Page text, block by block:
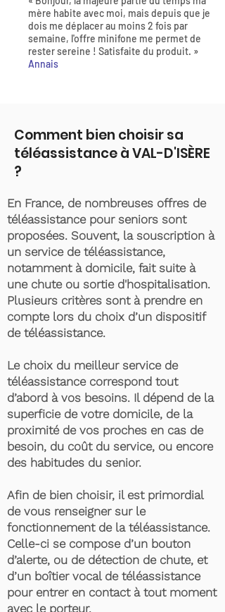
mère habite avec moi, mais depuis que je
dois me déplacer au moins 2 fois par
semaine, l'offre minifone me permet de
rester sereine ! Satisfaite du produit. »
Annais
Comment bien choisir sa
téléassistance à VAL-D'ISÈRE
?
En France, de nombreuses offres de
téléassistance pour seniors sont
proposées. Souvent, la souscription à
un service de téléassistance,
notamment à domicile, fait suite à
une chute ou sortie d'hospitalisation.
Plusieurs critères sont à prendre en
compte lors du choix d’un dispositif
de téléassistance.
Le choix du meilleur service de
téléassistance correspond tout
d’abord à vos besoins. Il dépend de la
superficie de votre domicile, de la
proximité de vos proches en cas de
besoin, du coût du service, ou encore
des habitudes du senior.
Afin de bien choisir, il est primordial
de vous renseigner sur le
fonctionnement de la téléassistance.
Celle-ci se compose d’un bouton
d’alerte, ou de détection de chute, et
d’un boîtier vocal de téléassistance
pour entrer en contact à tout moment
avec le porteur.